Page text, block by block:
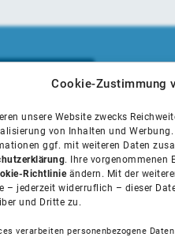
Cookie-Zustimmung
unsere Website zwecks
von Inhalten und
ggf. mit weiteren Daten
. Ihre vorgenommenen
Richtlinieändern. Mit der
– jederzeit widerruflich – dieser
und Dritte zu.
verarbeiten personenbezogene
Unsere Partner